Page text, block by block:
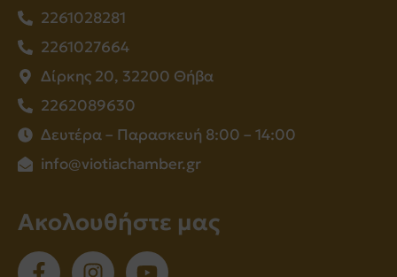
2261028281
2261027664
Δίρκης 20, 32200 Θήβα
2262089630
Δευτέρα – Παρασκευή 8:00 – 14:00
info@viotiachamber.gr
Ακολουθήστε μας